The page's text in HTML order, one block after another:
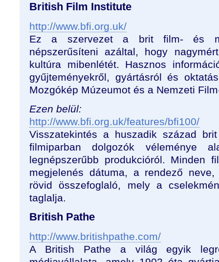
British Film Institute
http://www.bfi.org.uk/
Ez a szervezet a brit film- és
népszerűsíteni azáltal, hogy
kultúra mibenlétét. Hasznos
gyűjteményekről, gyártásról és
Mozgókép Múzeumot és a Nemzeti
Ezen belül:
http://www.bfi.org.uk/features/bfi100/
Visszatekintés a huszadik század
filmiparban dolgozók véleménye
legnépszerűbb produkcióról. Minden
megjelenés dátuma, a rendező
rövid összefoglaló, mely a
taglalja.
British Pathe
http://www.britishpathe.com/
A British Pathe a világ egyik